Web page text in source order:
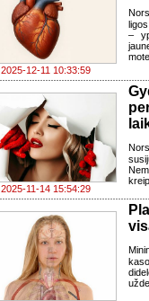
2025-12-11 10:33:59
–
2025-11-14 15:54:29